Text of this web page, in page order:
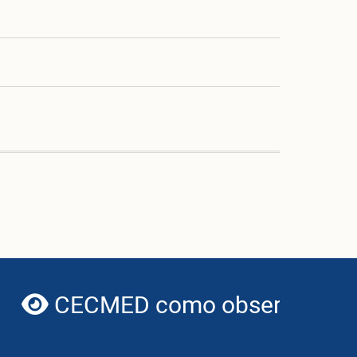
globe
CECMED como observador